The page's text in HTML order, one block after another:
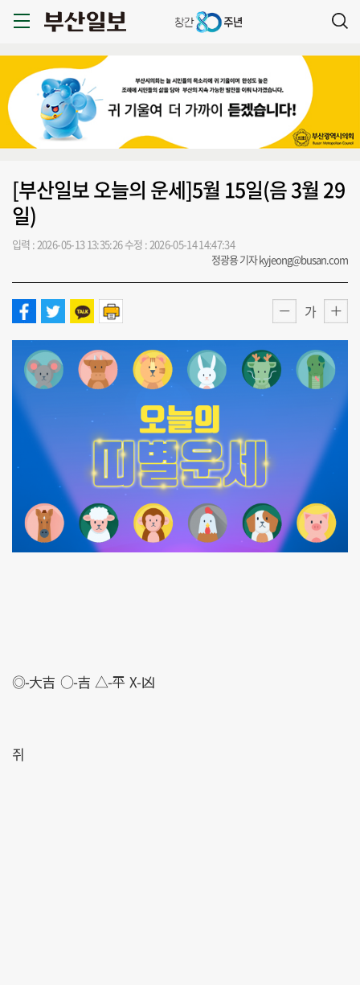
[부산일보 오늘의 운세]5월 15일(음 3월 29
일)
입력 : 2026-05-13 13:35:26수정 : 2026-05-14 14:47:34
정광용 기자 kyjeong@busan.com
가
◎-大吉 ○-吉 △-平 X-凶
쥐